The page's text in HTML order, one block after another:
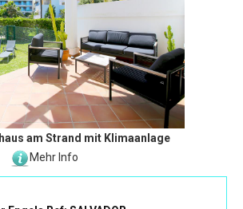
am Strand mit Klimaanlage
Mehr Info